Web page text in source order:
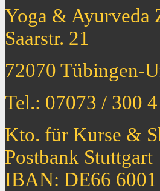
Yoga & Ayurveda
Saarstr. 21
72070 Tübingen-
Tel.: 07073 / 300
Kto. für Kurse &
Postbank Stuttgart
IBAN: DE66